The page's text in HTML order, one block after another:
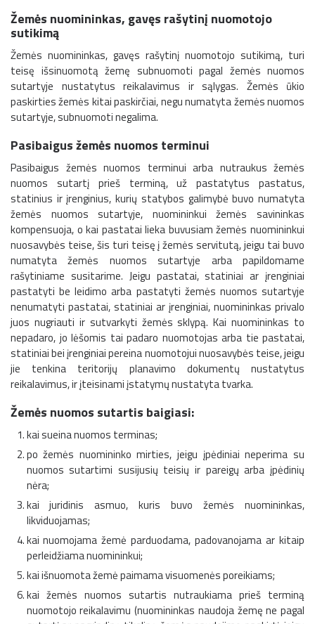
Žemės nuomininkas, gavęs rašytinį nuomotojo
sutikimą
Žemės nuomininkas, gavęs rašytinį nuomotojo sutikimą, turi
teisę išsinuomotą žemę subnuomoti pagal žemės nuomos
sutartyje nustatytus reikalavimus ir sąlygas. Žemės ūkio
paskirties žemės kitai paskirčiai, negu numatyta žemės nuomos
sutartyje, subnuomoti negalima.
Pasibaigus žemės nuomos terminui
Pasibaigus žemės nuomos terminui arba nutraukus žemės
nuomos sutartį prieš terminą, už pastatytus pastatus,
statinius ir įrenginius, kurių statybos galimybė buvo numatyta
žemės nuomos sutartyje, nuomininkui žemės savininkas
kompensuoja, o kai pastatai lieka buvusiam žemės nuomininkui
nuosavybės teise, šis turi teisę į žemės servitutą, jeigu tai buvo
numatyta žemės nuomos sutartyje arba papildomame
rašytiniame susitarime. Jeigu pastatai, statiniai ar įrenginiai
pastatyti be leidimo arba pastatyti žemės nuomos sutartyje
nenumatyti pastatai, statiniai ar įrenginiai, nuomininkas privalo
juos nugriauti ir sutvarkyti žemės sklypą. Kai nuomininkas to
nepadaro, jo lėšomis tai padaro nuomotojas arba tie pastatai,
statiniai bei įrenginiai pereina nuomotojui nuosavybės teise, jeigu
jie tenkina teritorijų planavimo dokumentų nustatytus
reikalavimus, ir įteisinami įstatymų nustatyta tvarka.
Žemės nuomos sutartis baigiasi:
kai sueina nuomos terminas;
po žemės nuomininko mirties, jeigu įpėdiniai neperima su
nuomos sutartimi susijusių teisių ir pareigų arba įpėdinių
nėra;
kai juridinis asmuo, kuris buvo žemės nuomininkas,
likviduojamas;
kai nuomojama žemė parduodama, padovanojama ar kitaip
perleidžiama nuomininkui;
kai išnuomota žemė paimama visuomenės poreikiams;
kai žemės nuomos sutartis nutraukiama prieš terminą
nuomotojo reikalavimu (nuomininkas naudoja žemę ne pagal